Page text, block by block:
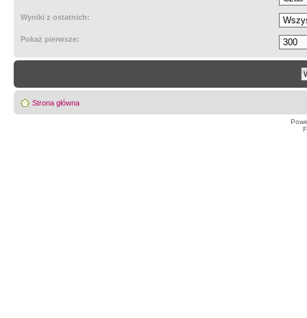
Wyniki z ostatnich:
Pokaż pierwsze:
Strona główna